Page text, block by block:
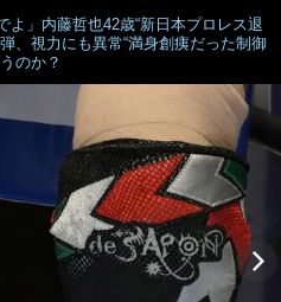
よ」内藤哲也42歳“新日本プロレス退
、視力にも異常“満身創痍だった制御
のか？